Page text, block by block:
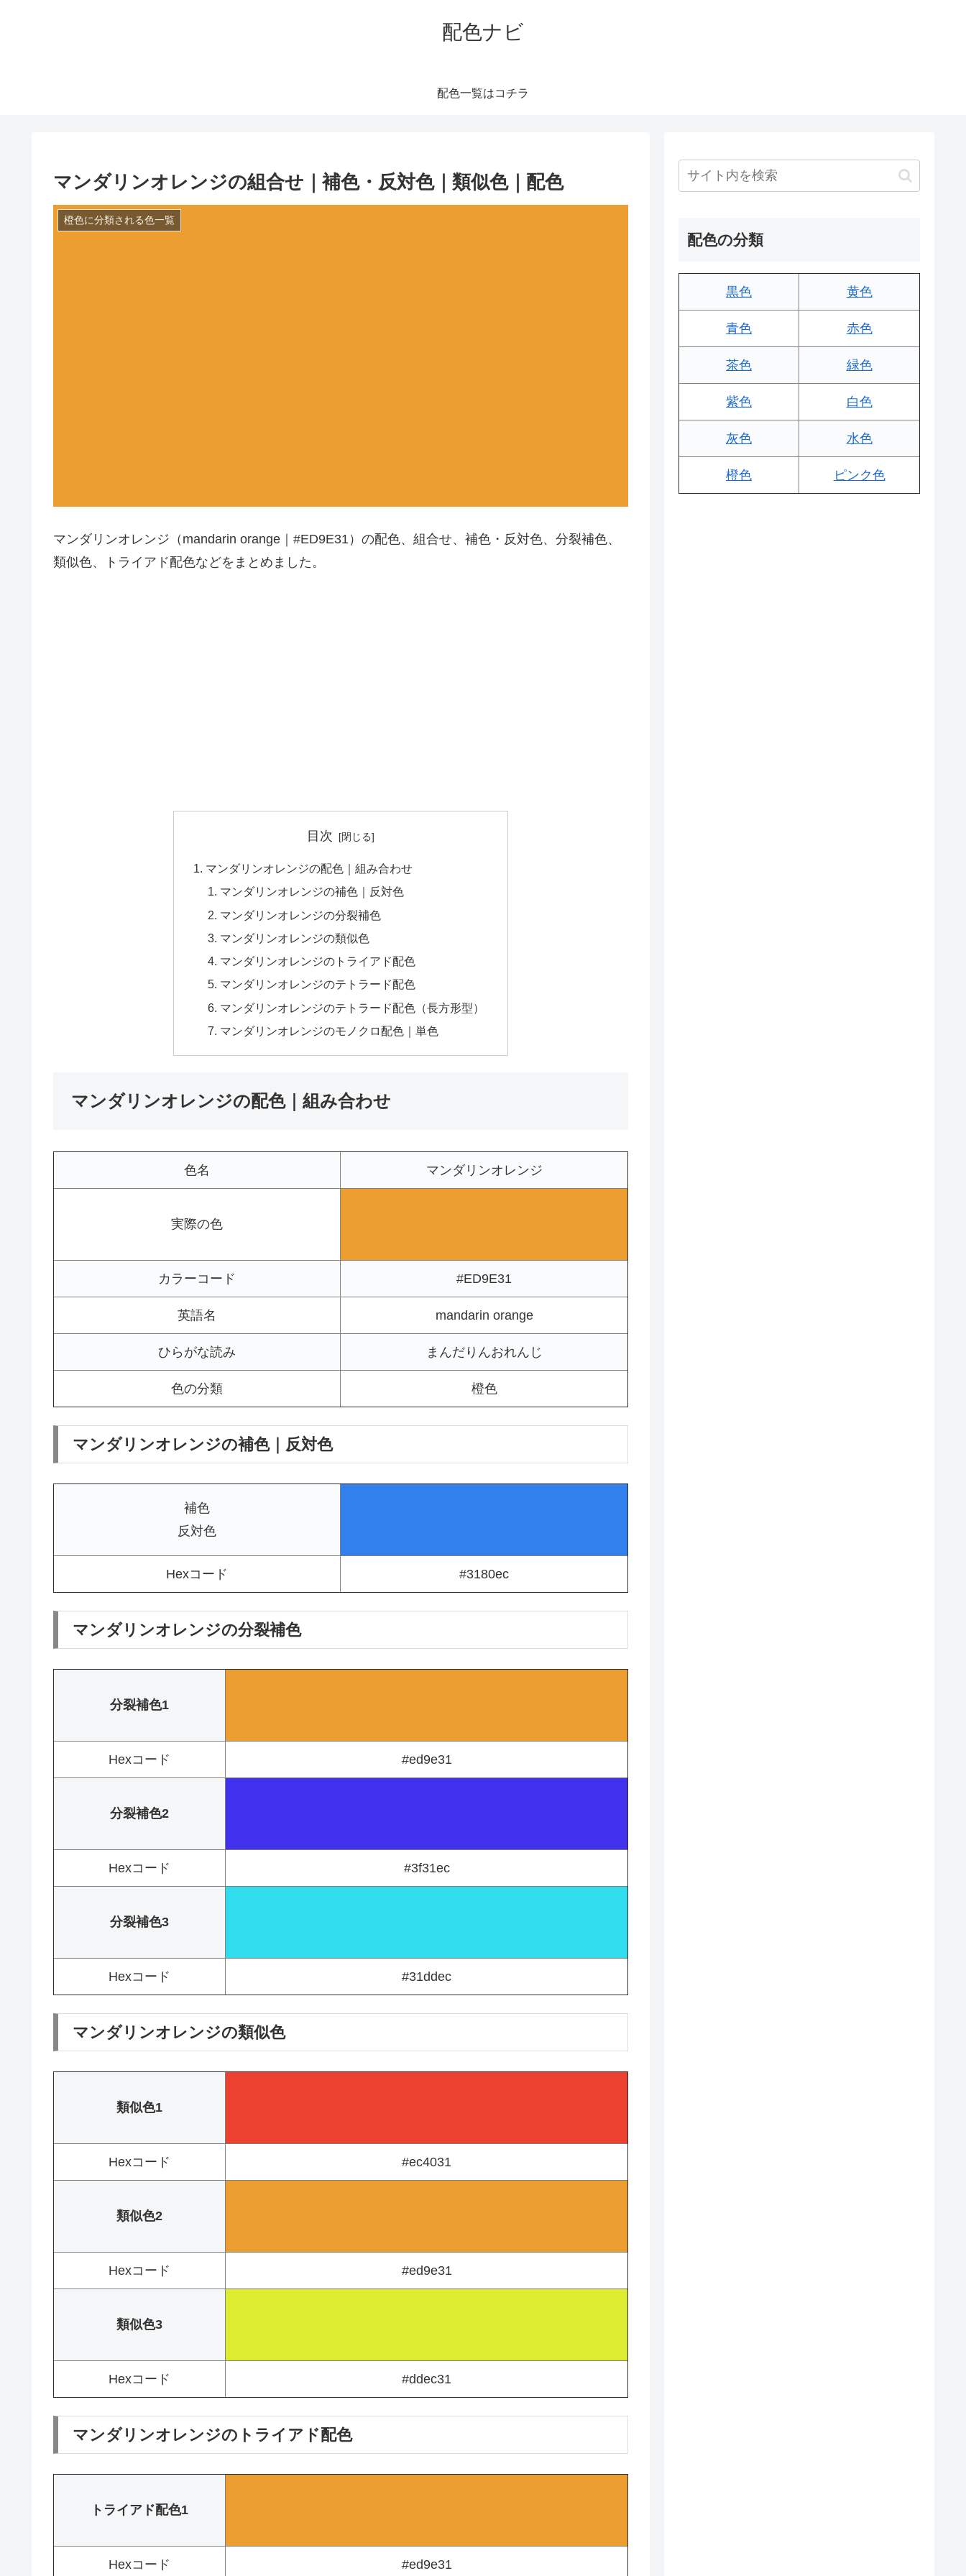
配色ナビ
配色一覧はコチラ
マンダリンオレンジの組合せ｜補色・反対色｜類似色｜配色
橙色に分類される色一覧
マンダリンオレンジ（mandarin orange｜#ED9E31）の配色、組合せ、補色・反対色、分裂補色、
類似色、トライアド配色などをまとめました。
目次
マンダリンオレンジの配色｜組み合わせ
マンダリンオレンジの補色｜反対色
マンダリンオレンジの分裂補色
マンダリンオレンジの類似色
マンダリンオレンジのトライアド配色
マンダリンオレンジのテトラード配色
マンダリンオレンジのテトラード配色（長方形型）
マンダリンオレンジのモノクロ配色｜単色
マンダリンオレンジの配色｜組み合わせ
色名 マンダリンオレンジ
実際の色
カラーコード #ED9E31
英語名 mandarin orange
ひらがな読み まんだりんおれんじ
色の分類 橙色
マンダリンオレンジの補色｜反対色
補色
反対色
Hexコード #3180ec
マンダリンオレンジの分裂補色
分裂補色1
Hexコード #ed9e31
分裂補色2
Hexコード #3f31ec
分裂補色3
Hexコード #31ddec
マンダリンオレンジの類似色
類似色1
Hexコード #ec4031
類似色2
Hexコード #ed9e31
類似色3
Hexコード #ddec31
マンダリンオレンジのトライアド配色
トライアド配色1
Hexコード #ed9e31
配色の分類
黒色 黄色
青色 赤色
茶色 緑色
紫色 白色
灰色 水色
橙色 ピンク色